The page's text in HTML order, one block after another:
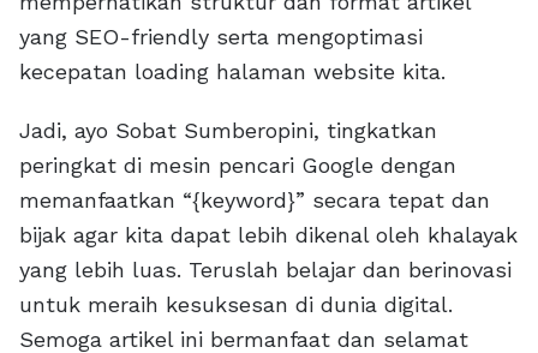
yang SEO-friendly serta mengoptimasi
kecepatan loading halaman website kita.
Jadi, ayo Sobat Sumberopini, tingkatkan
peringkat di mesin pencari Google dengan
memanfaatkan “{keyword}” secara tepat dan
bijak agar kita dapat lebih dikenal oleh khalayak
yang lebih luas. Teruslah belajar dan berinovasi
untuk meraih kesuksesan di dunia digital.
Semoga artikel ini bermanfaat dan selamat